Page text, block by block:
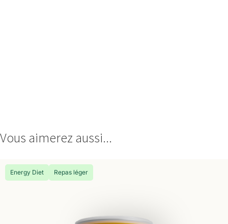
Vous aimerez aussi...
Energy Diet Repas léger